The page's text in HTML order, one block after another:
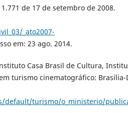
de 17 de setembro de 2008.
_ato2007-
em: 23 ago. 2014.
Instituto Casa Brasil de Cultura,
turismo cinematográfico: Brasília-
turismo/o_ministerio/